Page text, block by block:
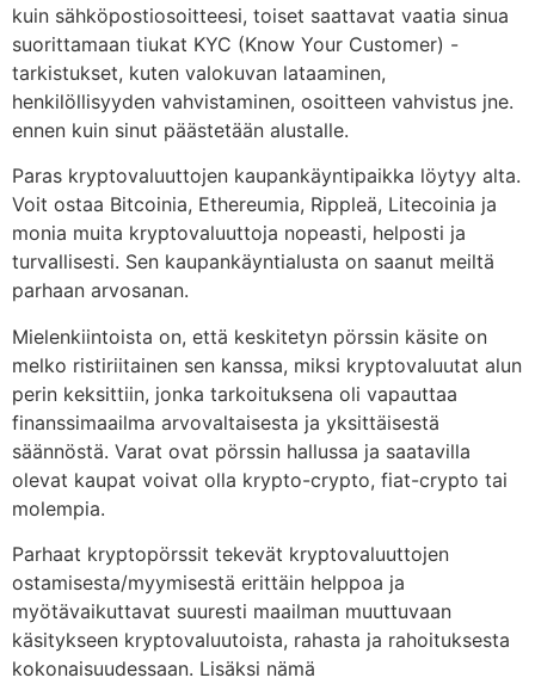
kuin sähköpostiosoitteesi, toiset saattavat vaatia sinua
suorittamaan tiukat KYC (Know Your Customer) -
tarkistukset, kuten valokuvan lataaminen,
henkilöllisyyden vahvistaminen, osoitteen vahvistus jne.
ennen kuin sinut päästetään alustalle.
Paras kryptovaluuttojen kaupankäyntipaikka löytyy alta.
Voit ostaa Bitcoinia, Ethereumia, Rippleä, Litecoinia ja
monia muita kryptovaluuttoja nopeasti, helposti ja
turvallisesti. Sen kaupankäyntialusta on saanut meiltä
parhaan arvosanan.
Mielenkiintoista on, että keskitetyn pörssin käsite on
melko ristiriitainen sen kanssa, miksi kryptovaluutat alun
perin keksittiin, jonka tarkoituksena oli vapauttaa
finanssimaailma arvovaltaisesta ja yksittäisestä
säännöstä. Varat ovat pörssin hallussa ja saatavilla
olevat kaupat voivat olla krypto-crypto, fiat-crypto tai
molempia.
Parhaat kryptopörssit tekevät kryptovaluuttojen
ostamisesta/myymisestä erittäin helppoa ja
myötävaikuttavat suuresti maailman muuttuvaan
käsitykseen kryptovaluutoista, rahasta ja rahoituksesta
kokonaisuudessaan. Lisäksi nämä